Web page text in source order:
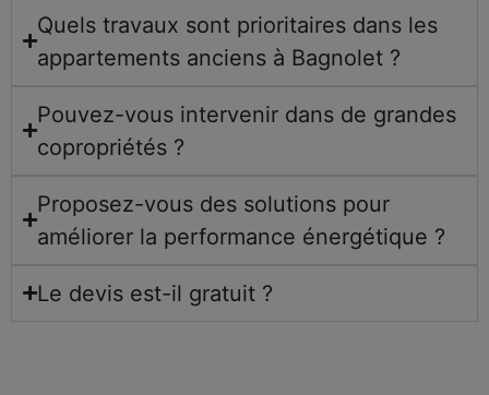
Quels travaux sont prioritaires dans les
appartements anciens à Bagnolet ?
Pouvez-vous intervenir dans de grandes
copropriétés ?
Proposez-vous des solutions pour
améliorer la performance énergétique ?
Le devis est-il gratuit ?